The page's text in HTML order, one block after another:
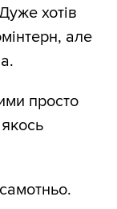
хотів
але
просто